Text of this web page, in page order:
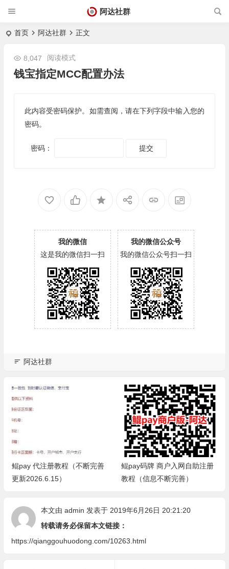
阿达社群
首页 阿达社群 正文
钱宝指定MCC配置办法
8,047 阅读模式
此内容受密码保护。如需查阅，请在下列字段中输入您的
密码。
密码：
我的微信
这是我的微信扫一扫
我的微信公众号
我的微信公众号扫一扫
阿达社群
鲲pay 代注册教程（不断完善
更新2026.6.15）
鲲pay码牌 商户入网自助注册
教程（信息不断完善）
本文由 admin 发表于 2019年6月26日 20:21:20
转载请务必保留本文链接：
https://qianggouhuodong.com/10263.html